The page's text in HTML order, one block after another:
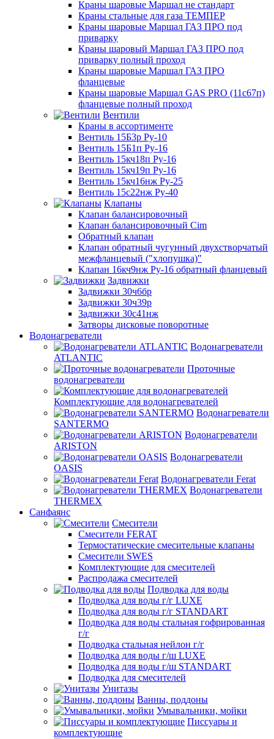
Краны шаровые Маршал не стандарт
Краны стальные для газа ТЕМПЕР
Краны шаровые Маршал ГАЗ ПРО под
приварку
Краны шаровый Маршал ГАЗ ПРО под
приварку полный проход
Краны шаровые Маршал ГАЗ ПРО
фланцевые
Краны шаровые Маршал GAS PRO (11с67п)
фланцевые полный проход
Вентили
Краны в ассортименте
Вентиль 15Б3р Ру-10
Вентиль 15Б1п Ру-16
Вентиль 15кч18п Ру-16
Вентиль 15кч19п Ру-16
Вентиль 15кч16нж Ру-25
Вентиль 15с22нж Ру-40
Клапаны
Клапан балансировочный
Клапан балансировочный Cim
Обратный клапан
Клапан обратный чугунный двухстворчатый
межфланцевый ("хлопушка)"
Клапан 16кч9нж Ру-16 обратный фланцевый
Задвижки
Задвижки 30ч6бр
Задвижки 30ч39р
Задвижки 30с41нж
Затворы дисковые поворотные
Водонагреватели
Водонагреватели
ATLANTIC
Проточные
водонагреватели
Комплектующие для водонагревателей
Водонагреватели
SANTERMO
Водонагреватели
ARISTON
Водонагреватели
OASIS
Водонагреватели Ferat
Водонагреватели
THERMEX
Санфаянс
Смесители
Смесители FERAT
Термостатические смесительные клапаны
Смесители SWES
Комплектующие для смесителей
Распродажа смесителей
Подводка для воды
Подводка для воды г/г LUXE
Подводка для воды г/г STANDART
Подводка для воды стальная гофрированная
г/г
Подводка стальная нейлон г/г
Подводка для воды г/ш LUXE
Подводка для воды г/ш STANDART
Подводка для смесителей
Унитазы
Ванны, поддоны
Умывальники, мойки
Писсуары и
комплектующие